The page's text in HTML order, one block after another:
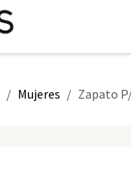
Mujeres Zapato